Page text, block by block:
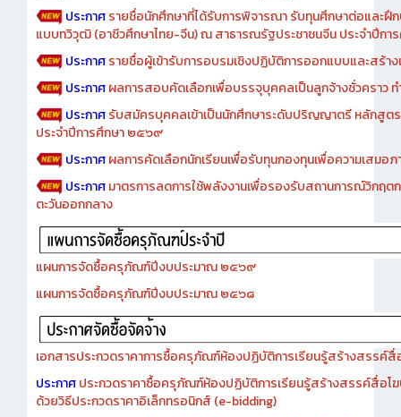
ประกาศรายชื่อนักศึกษาที่ได้รับการพิจารณา รับทุนศึกษาต่อและฝึ
แบบทวิวุฒิ (อาชีวศึกษาไทย-จีน) ณ สาธารณรัฐประชาชนจีน ประจำปีก
ประกาศรายชื่อผู้เข้ารับการอบรมเชิงปฏิบัติการออกแบบและสร้า
ประกาศผลการสอบคัดเลือกเพื่อบรรจุบุคคลเป็นลูกจ้างชั่วคราว ท
ประกาศรับสมัครบุคคลเข้าเป็นนักศึกษาระดับปริญญาตรี หลักสูต
ประจำปีการศึกษา ๒๕๖๙
ประกาศผลการคัดเลือกนักเรียนเพื่อรับทุนกองทุนเพื่อความเสมอ
ประกาศมาตรการลดการใช้พลังงานเพื่อรองรับสถานการณ์วิกฤ
ตะวันออกกลาง
แผนการจัดซื้อครุภัณฑ์ปีงบประมาณ ๒๕๖๙
แผนการจัดซื้อครุภัณฑ์ปีงบประมาณ ๒๕๖๘
เอกสารประกวดราคาการซื้อครุภัณฑ์ห้องปฏิบัติการเรียนรู้สร้างสรรค์
ประกาศประกวดราคาซื้อครุภัณฑ์ห้องปฏิบัติการเรียนรู้สร้างสรรค์สื่อโ
ด้วยวิธีประกวดราคาอิเล็กทรอนิกส์ (e-bidding)